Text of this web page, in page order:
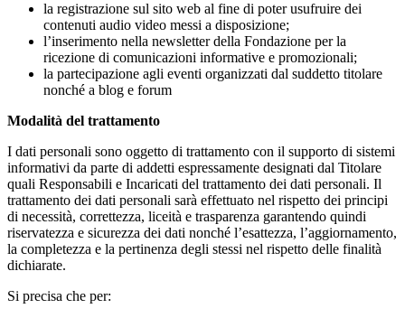
la registrazione sul sito web al fine di poter usufruire dei
contenuti audio video messi a disposizione;
l’inserimento nella newsletter della Fondazione per la
ricezione di comunicazioni informative e promozionali;
la partecipazione agli eventi organizzati dal suddetto titolare
nonché a blog e forum
Modalità del trattamento
I dati personali sono oggetto di trattamento con il supporto di sistemi
informativi da parte di addetti espressamente designati dal Titolare
quali Responsabili e Incaricati del trattamento dei dati personali. Il
trattamento dei dati personali sarà effettuato nel rispetto dei principi
di necessità, correttezza, liceità e trasparenza garantendo quindi
riservatezza e sicurezza dei dati nonché l’esattezza, l’aggiornamento,
la completezza e la pertinenza degli stessi nel rispetto delle finalità
dichiarate.
Si precisa che per: